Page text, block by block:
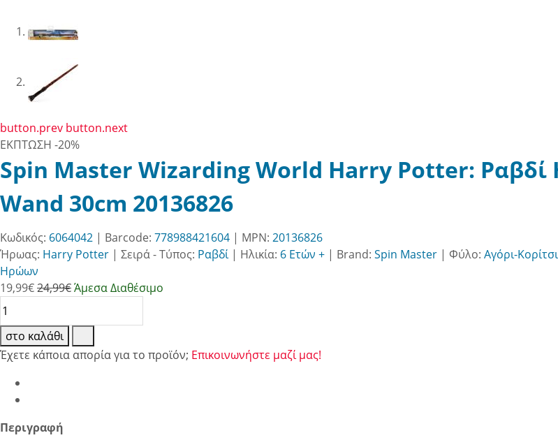
button.prev button.next
ΕΚΠΤΩΣΗ -20%
Spin Master Wizarding World Harry Potter:
Wand 30cm 20136826
Κωδικός: 6064042 | Barcode: 778988421604 | MPN: 20136826
Ήρωας: Harry Potter | Σειρά - Τύπος: Ραβδί| Ηλικία: 6 Ετών + | Brand: Spin Master | Φύλο: Αγόρι-Κορίτσι
Ηρώων
19,99€24,99€Άμεσα Διαθέσιμο
στο καλάθι
Έχετε κάποια απορία για το προϊόν; Επικοινωνήστε μαζί μας!
Περιγραφή